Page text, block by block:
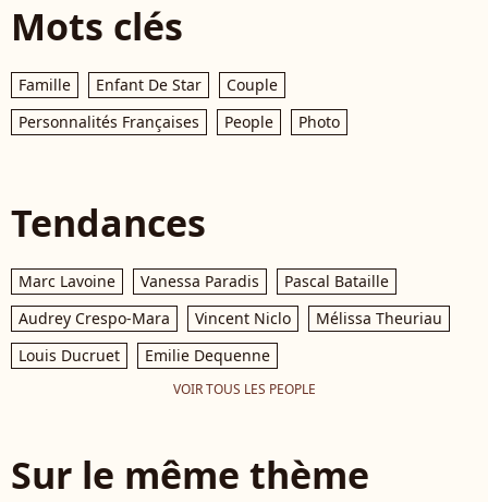
Mots clés
Famille Enfant De Star
Couple
Personnalités Françaises
People Photo
Tendances
Marc Lavoine Vanessa Paradis
Pascal Bataille
Audrey Crespo-Mara
Vincent Niclo
Mélissa Theuriau
Louis Ducruet
Emilie Dequenne
VOIR TOUS LES PEOPLE
Sur le même thème